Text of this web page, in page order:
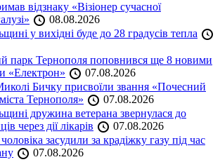
відзнаку «Візіонер сучасної
08.08.2026
у вихідні буде до 28 градусів тепла
парк Тернополя поповнився ще 8 новими
«Електрон»
07.08.2026
Бичку присвоїли звання «Почесний
Тернополя»
07.08.2026
дружина ветерана звернулася до
через дії лікарів
07.08.2026
засудили за крадіжку газу під час
07.08.2026